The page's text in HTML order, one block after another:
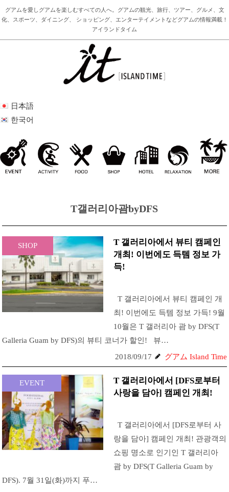
グアムを愛しグアムを楽しむすべての人へ。グアムの観光、旅行、ツアー、グルメ、文
化、スポーツ、ダイニング、 ショッピング、エンターテイメントなどグアムの情報満載！
アイランドタイム
日本語
한국어
T갤러리아괌byDFS
SHOP
T 갤러리아에서 뷰티 캠페인
개최! 이번에도 득템 정보 가
득!
T 갤러리아에서 뷰티 캠페인 개
최! 이번에도 득템 정보 가득! 9월
10월은 T 갤러리아 괌 by DFS(T
Galleria Guam by DFS)의 뷰티 코너가 할인! 뷰…
2018/09/17
グアム Island Time
EVENT
T 갤러리아에서 [DFS로부터
사랑을 담아] 캠페인 개최!
T 갤러리아에서 [DFS로부터 사
랑을 담아] 캠페인 개최! 관광객의
쇼핑 명소로 인기인 T 갤러리아
괌 by DFS(T Galleria Guam by
DFS). 7월 31일(화)까지 푸…